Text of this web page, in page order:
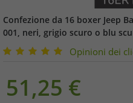
Confezione da 16 boxer Jeep
001, neri, grigio scuro o blu
Opinioni dei
51,25 €